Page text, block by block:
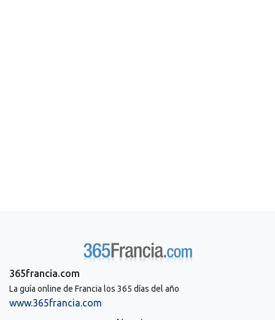
365francia.com
La guía online de Francia los 365 días del año
www.365francia.com